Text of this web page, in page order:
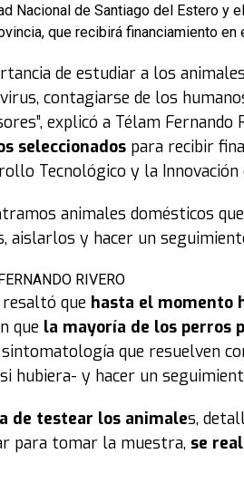
Nacional de Santiago del Estero y
que recibirá financiamiento
de estudiar a los
contagiarse de los
explicó a Télam Fernando
seleccionados para recibir
Tecnológico y la Innovación
animales domésticos
aislarlos y hacer un
RIVERO
que hasta el momento
que la mayoría de los perros
sintomatología que resuelven
hubiera- y hacer un
de testear los animales,
para tomar la muestra, se